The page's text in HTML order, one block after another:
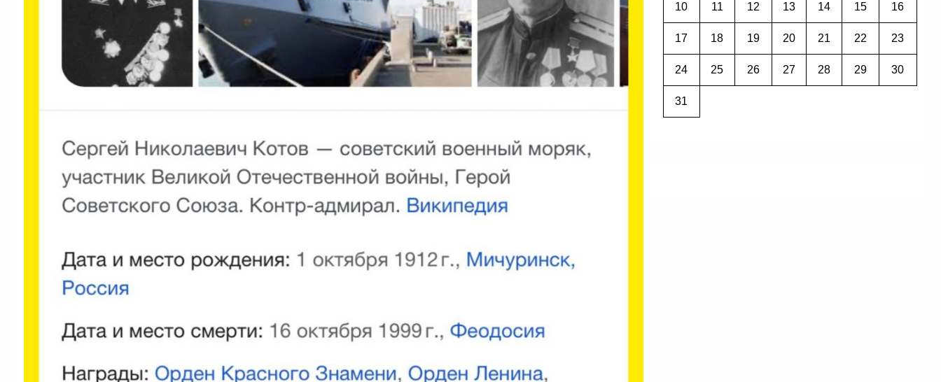
10 11 12 13 14 15 16
17 18 19 20 21 22 23
24 25 26 27 28 29 30
31